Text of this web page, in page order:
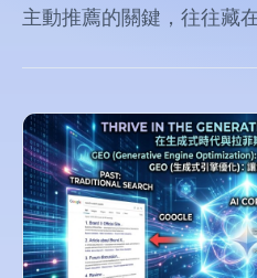
主動推薦的關鍵，往往藏